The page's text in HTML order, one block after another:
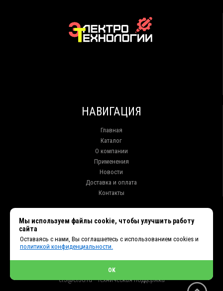
НАВИГАЦИЯ
Главная
Каталог
О компании
Применения
Новости
Доставка и оплата
Контакты
+7 (914) 010-76-83, 8 (3952) 93-27-93 - Отдел продаж
+7 (950) 075-85-99 - Техническая поддержка
et2@et38.ru - Отдел продаж
et3@et38.ru - Техническая поддержка
Мы используем файлы cookie, чтобы улучшить работу
сайта
Оставаясь с нами, Вы соглашаетесь с использованием cookies и
политикой конфиденциальности.
OK